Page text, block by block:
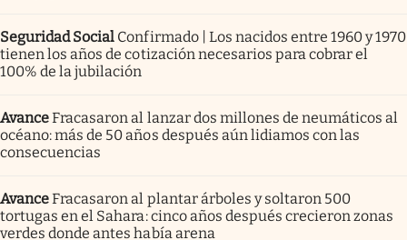
Seguridad Social Confirmado | Los nacidos entre 1960 y 1970
tienen los años de cotización necesarios para cobrar el
100% de la jubilación
AvanceFracasaron al lanzar dos millones de neumáticos al
océano: más de 50 años después aún lidiamos con las
consecuencias
AvanceFracasaron al plantar árboles y soltaron 500
tortugas en el Sahara: cinco años después crecieron zonas
verdes donde antes había arena